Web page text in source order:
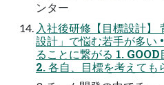
ンター
入社後研修【目標設計】
設計」で悩む若手が多い
ることに繋がる 1.
2. 各自、目標を考えても